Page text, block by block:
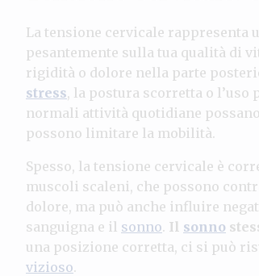
La tensione cervicale rappresenta
pesantemente sulla tua qualità di
rigidità o dolore nella parte
stress, la postura scorretta o
normali attività quotidiane
possono limitare la mobilità.
Spesso, la tensione cervicale è
muscoli scaleni, che possono
dolore, ma può anche influire
sanguigna e il sonno. Il sonno
una posizione corretta, ci si può
vizioso.